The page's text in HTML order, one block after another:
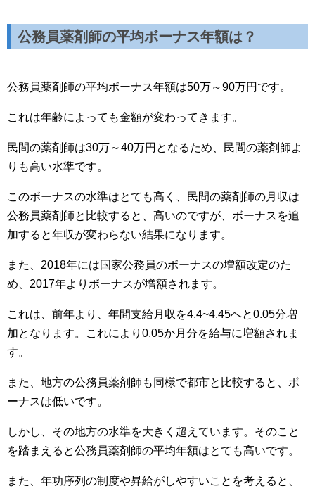
公務員薬剤師の平均ボーナス年額は？
公務員薬剤師の平均ボーナス年額は50万～90万円です。
これは年齢によっても金額が変わってきます。
民間の薬剤師は30万～40万円となるため、民間の薬剤師よ
りも高い水準です。
このボーナスの水準はとても高く、民間の薬剤師の月収は
公務員薬剤師と比較すると、高いのですが、ボーナスを追
加すると年収が変わらない結果になります。
また、2018年には国家公務員のボーナスの増額改定のた
め、2017年よりボーナスが増額されます。
これは、前年より、年間支給月収を4.4~4.45へと0.05分増
加となります。これにより0.05か月分を給与に増額されま
す。
また、地方の公務員薬剤師も同様で都市と比較すると、ボ
ーナスは低いです。
しかし、その地方の水準を大きく超えています。そのこと
を踏まえると公務員薬剤師の平均年額はとても高いです。
また、年功序列の制度や昇給がしやすいことを考えると、